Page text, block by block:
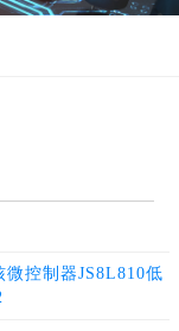
控制器JS8L810低